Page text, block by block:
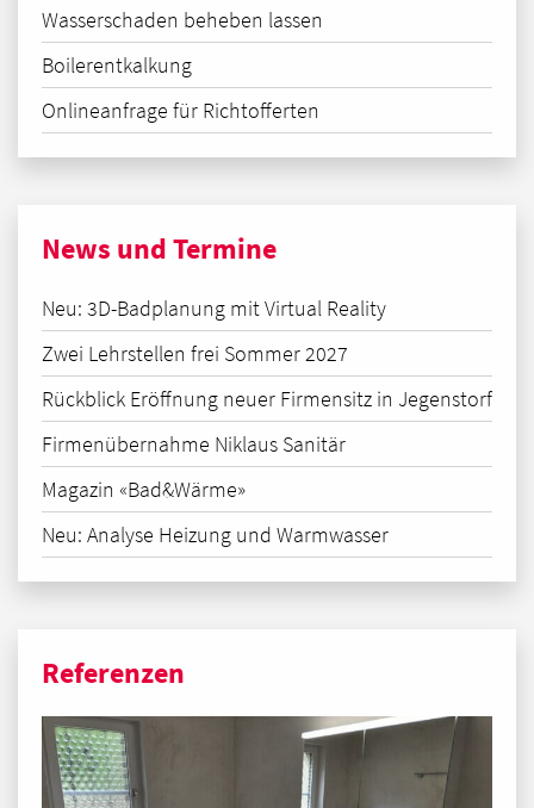
Wasserschaden beheben lassen
Boilerentkalkung
Onlineanfrage für Richtofferten
News und Termine
Neu: 3D-Badplanung mit Virtual Reality
Zwei Lehrstellen frei Sommer 2027
Rückblick Eröffnung neuer Firmensitz in Jegenstorf
Firmenübernahme Niklaus Sanitär
Magazin «Bad&Wärme»
Neu: Analyse Heizung und Warmwasser
Referenzen